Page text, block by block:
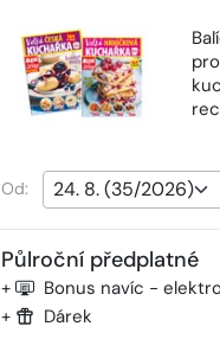
Od:
Půlroční předplatné
+ Bonus navíc -
+ Dárek